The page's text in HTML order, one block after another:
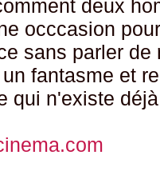
deux
occcasion
sans parler
fantasme et
qui n'existe